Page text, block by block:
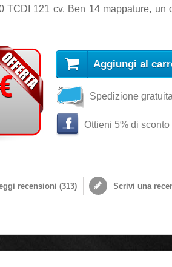
TCDI 121 cv. Ben 14 mappature, un
Aggiungi al
Spedizione
Ottieni 5% di sconto
recensioni (313) Scrivi una